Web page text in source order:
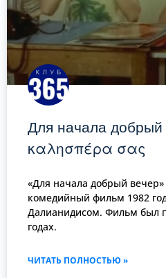
Для начала
καλησπέρα σας
«Для начала добрый
комедийный фильм 1982
Далианидисом. Фильм был
годах.
ЧИТАТЬ ПОЛНОСТЬЮ »